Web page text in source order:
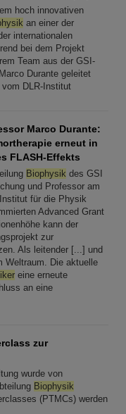
hoch innovativen
an einer der
internationalen
bei dem Projekt
Team aus der GSI-
Durante geleitet
DLR-Institut
Marco Durante:
erneut in
FLASH-Effekts
Biophysik des GSI
und Professor am
für die Physik
Advanced Grant
kann der
zur
Als leitender [...] und
Weltraum. Die aktuelle
eine erneute
an eine
zur
wurde von
Biophysik
(PTMCs) werden